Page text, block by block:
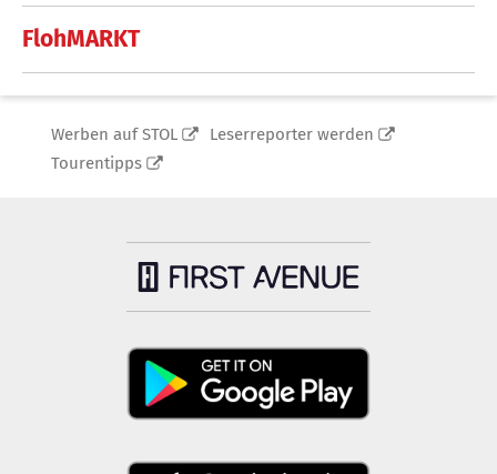
FlohMARKT
Werben auf STOL
Leserreporter werden
Tourentipps